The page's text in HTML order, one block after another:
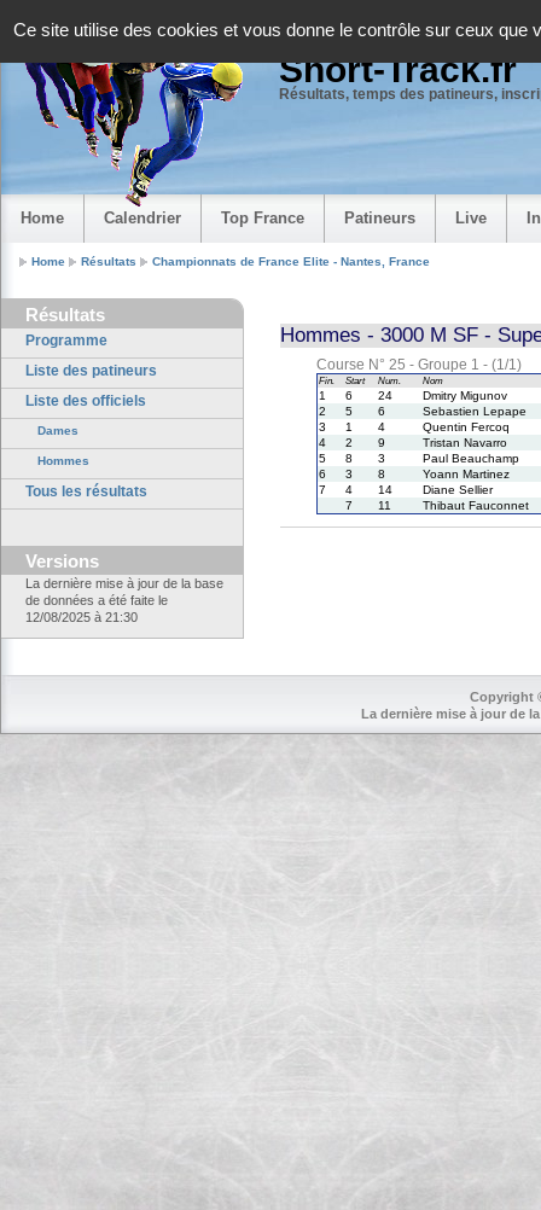
Ce site utilise des cookies et vous donne le contrôle sur ceux que
Short-Track.fr
Résultats, temps des patineurs,
Home Calendrier Top France Patineurs Live
Home Résultats Championnats de France Elite - Nantes, France
Résultats
Programme
Liste des patineurs
Liste des officiels
Dames
Hommes
Tous les résultats
Versions
La dernière mise à jour de la base
de données a été faite le
12/08/2025 à 21:30
Hommes - 3000 M SF -
Course N° 25 - Groupe 1 - (1/1)
Fin. Start Num. Nom
1 6 24
Dmitry Migunov
2
5 6
Sebastien Lepape
3
1 4
Quentin Fercoq
4
2 9
Tristan Navarro
5
8 3
Paul Beauchamp
6
3 8
Yoann Martinez
7
4 14
Diane Sellier
7
11 Thibaut Fauconnet
Copyright
La dernière mise à jour de